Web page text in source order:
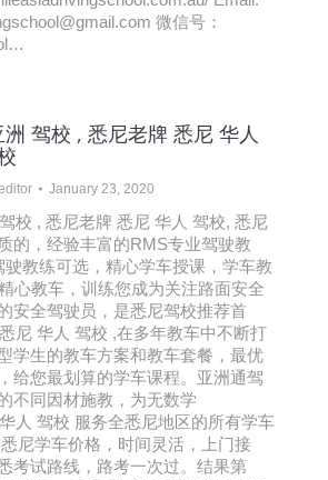
微信号：
驾校 , 悉尼老牌 悉尼 华人
January 23, 2020
校 , 悉尼老牌 悉尼 华人 驾校, 悉尼
的，经验丰富的RMS专业驾驶教
教练可选，精心学车授课，学车教
心教车，训练您成为关注路面安全
安全驾驶员，是悉尼驾校推荐首
尼 华人 驾校 ,在多年教车中不断打
学生的教车方案和教车套餐，最优
给您最划算的学车课程。亚洲通驾
不同因材施教，为无数学
人 驾校 服务全悉尼地区的所有学车
尼学车价格，时间灵活，上门接
考试路线，路考一次过。结果第